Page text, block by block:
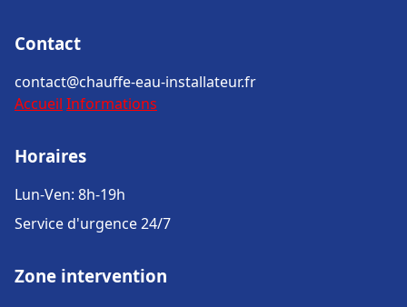
Contact
contact@chauffe-eau-installateur.fr
Accueil Informations
Horaires
Lun-Ven: 8h-19h
Service d'urgence 24/7
Zone intervention